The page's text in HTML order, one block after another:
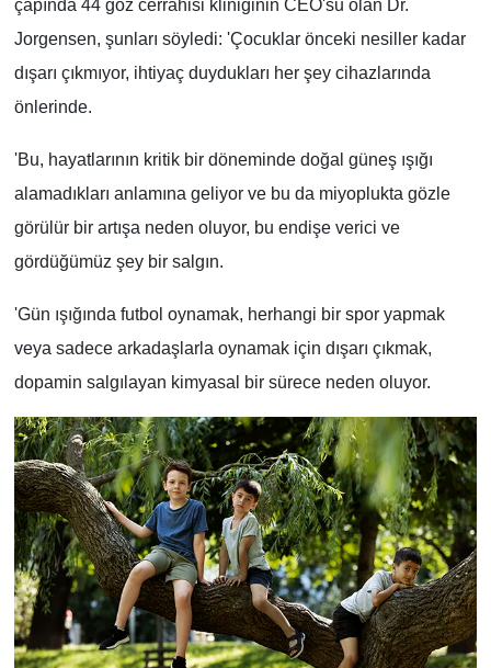
çapında 44 göz cerrahisi kliniğinin CEO'su olan Dr.
Jorgensen, şunları söyledi: 'Çocuklar önceki nesiller kadar
dışarı çıkmıyor, ihtiyaç duydukları her şey cihazlarında
önlerinde.
'Bu, hayatlarının kritik bir döneminde doğal güneş ışığı
alamadıkları anlamına geliyor ve bu da miyoplukta gözle
görülür bir artışa neden oluyor, bu endişe verici ve
gördüğümüz şey bir salgın.
'Gün ışığında futbol oynamak, herhangi bir spor yapmak
veya sadece arkadaşlarla oynamak için dışarı çıkmak,
dopamin salgılayan kimyasal bir sürece neden oluyor.